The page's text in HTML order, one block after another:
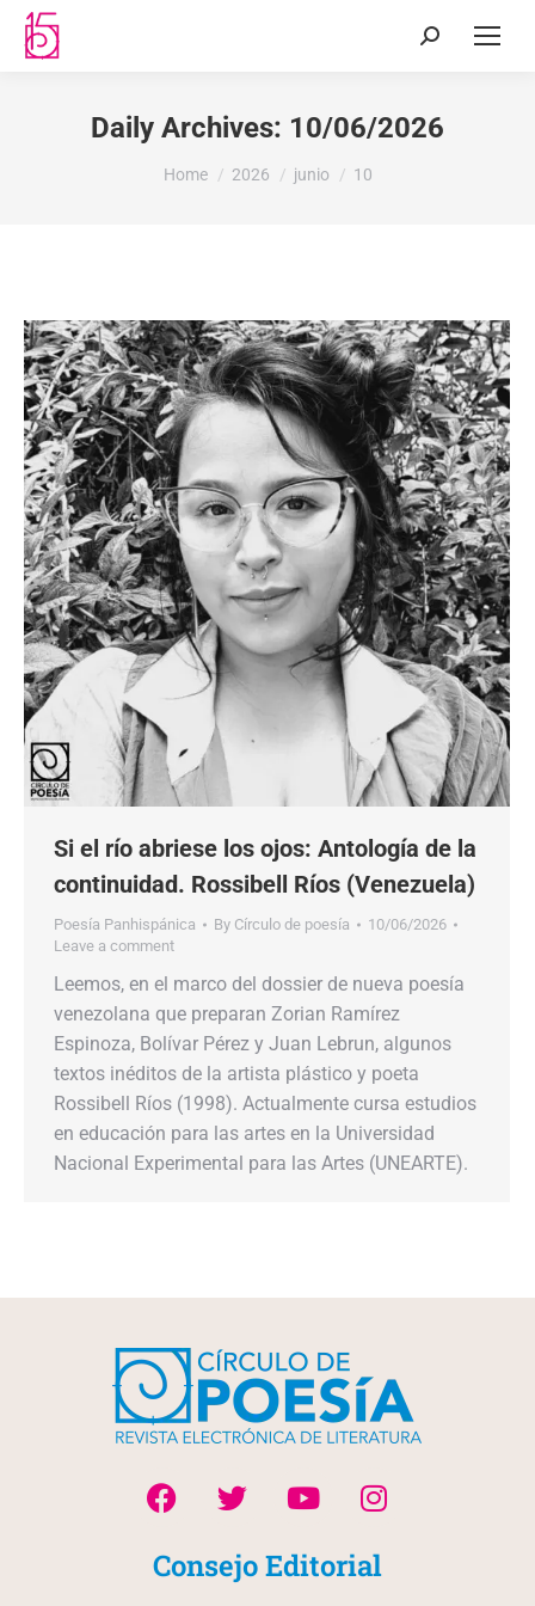
Daily Archives: 10/06/2026
You are here:
Home 2026 junio 10
Si el río abriese los ojos: Antología de la
continuidad. Rossibell Ríos (Venezuela)
Poesía Panhispánica By Círculo de poesía
10/06/2026
Leave a comment
Leemos, en el marco del dossier de nueva poesía
venezolana que preparan Zorian Ramírez
Espinoza, Bolívar Pérez y Juan Lebrun, algunos
textos inéditos de la artista plástico y poeta
Rossibell Ríos (1998). Actualmente cursa estudios
en educación para las artes en la Universidad
Nacional Experimental para las Artes (UNEARTE).
Consejo Editorial